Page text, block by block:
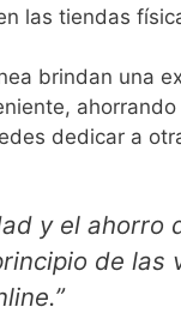
las tiendas
brindan una
dedicar a
y el ahorro
de las